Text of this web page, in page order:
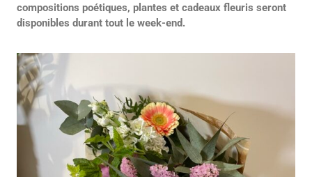
compositions poétiques, plantes et cadeaux fleuris seront
disponibles durant tout le week-end.